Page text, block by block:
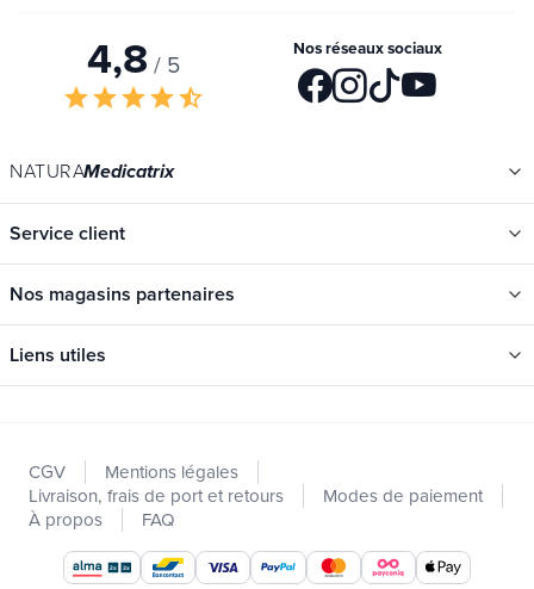
4,8 / 5
starstarstarstarstar_half
Nos réseaux sociaux
NATURAMedicatrix
Service client
Nos magasins partenaires
Liens utiles
Promotions
Catalogues
Nos marques
CGV
Mentions légales
Livraison, frais de port et retours
Modes de paiement
À propos
FAQ